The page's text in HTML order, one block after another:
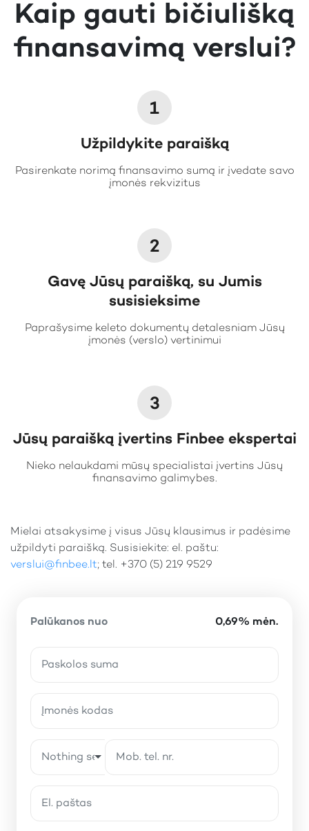
Kaip gauti bičiulišką
finansavimą verslui?
0,69% mėn.
Palūkanos nuo
Nothing selected
1
Užpildykite paraišką
Pasirenkate norimą finansavimo sumą ir įvedate savo
įmonės rekvizitus
2
Gavę Jūsų paraišką, su Jumis
susisieksime
Paprašysime keleto dokumentų detalesniam Jūsų
įmonės (verslo) vertinimui
3
Jūsų paraišką įvertins Finbee ekspertai
Nieko nelaukdami mūsų specialistai įvertins Jūsų
finansavimo galimybes.
Mielai atsakysime į visus Jūsų klausimus ir padėsime
užpildyti paraišką. Susisiekite: el. paštu:
verslui@finbee.lt; tel. +370 (5) 219 9529